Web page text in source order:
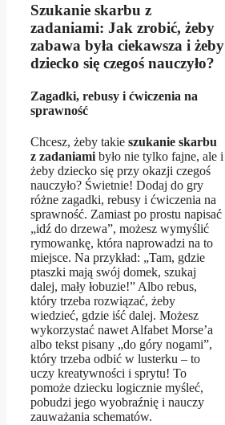
Szukanie skarbu z
zadaniami: Jak zrobić, żeby
zabawa była ciekawsza i żeby
dziecko się czegoś nauczyło?
Zagadki, rebusy i ćwiczenia na
sprawność
Chcesz, żeby takie szukanie skarbu
z zadaniami było nie tylko fajne, ale i
żeby dziecko się przy okazji czegoś
nauczyło? Świetnie! Dodaj do gry
różne zagadki, rebusy i ćwiczenia na
sprawność. Zamiast po prostu napisać
„idź do drzewa”, możesz wymyślić
rymowankę, która naprowadzi na to
miejsce. Na przykład: „Tam, gdzie
ptaszki mają swój domek, szukaj
dalej, mały łobuzie!” Albo rebus,
który trzeba rozwiązać, żeby
wiedzieć, gdzie iść dalej. Możesz
wykorzystać nawet Alfabet Morse’a
albo tekst pisany „do góry nogami”,
który trzeba odbić w lusterku – to
uczy kreatywności i sprytu! To
pomoże dziecku logicznie myśleć,
pobudzi jego wyobraźnię i nauczy
zauważania schematów.